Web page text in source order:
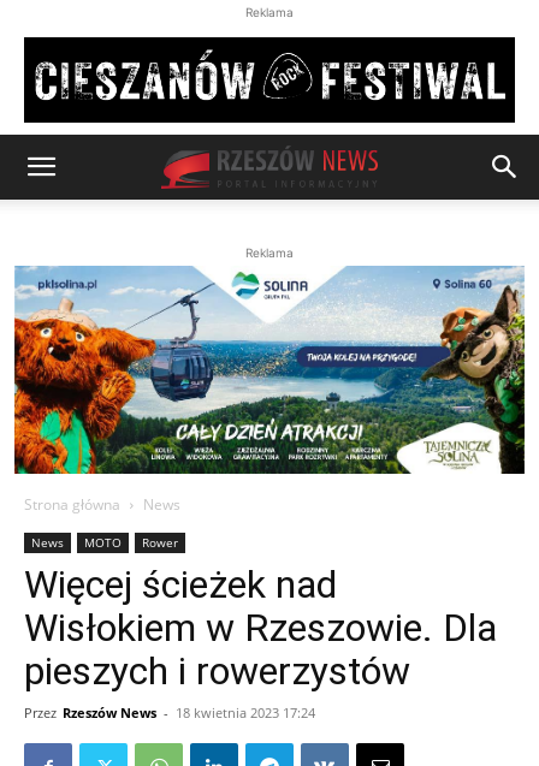
Reklama
Reklama
Strona główna News
News MOTO Rower
Więcej ścieżek nad
Wisłokiem w Rzeszowie. Dla
pieszych i rowerzystów
Przez Rzeszów News - 18 kwietnia 2023 17:24